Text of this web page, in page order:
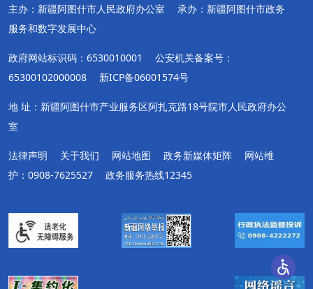
主办：新疆阿图什市人民政府办公室
承办：新疆阿图什市政务
服务和数字发展中心
政府网站标识码：6530010001
公安机关备案号：
65300102000008
新ICP备06001574号
地 址：新疆阿图什市产业服务区阿扎克路18号院市人民政府办公
室
法律声明 关于我们 网站地图 政务新媒体矩阵
网站维
护：0908-7625527
政务服务热线12345